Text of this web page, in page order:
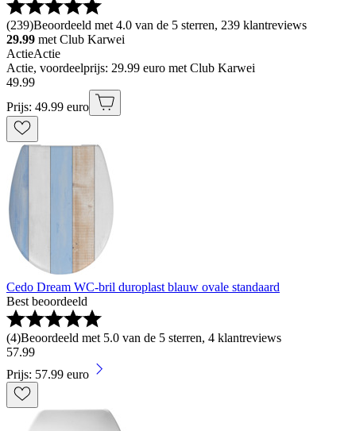
(239)Beoordeeld met 4.0 van de 5 sterren, 239 klantreviews
29.99 met Club Karwei
ActieActie
Actie, voordeelprijs: 29.99 euro met Club Karwei
49.99
Prijs: 49.99 euro
Cedo Dream WC-bril duroplast blauw ovale standaard
Best beoordeeld
(4)Beoordeeld met 5.0 van de 5 sterren, 4 klantreviews
57.99
Prijs: 57.99 euro